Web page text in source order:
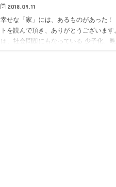
2018.09.11
幸せな「家」には、あるものがあった！
トを読んで頂き、ありがとうございま
は、社会問題にもなっている 少子化、晩